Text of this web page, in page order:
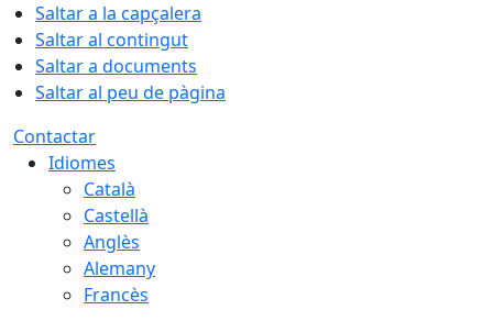
Saltar a la capçalera
Saltar al contingut
Saltar a documents
Saltar al peu de pàgina
Contactar
Idiomes
Català
Castellà
Anglès
Alemany
Francès